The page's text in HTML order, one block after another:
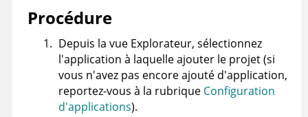
Procédure
Depuis la vue Explorateur, sélectionnez
l'application à laquelle ajouter le projet (si
vous n'avez pas encore ajouté d'application,
reportez-vous à la rubrique Configuration
d'applications).